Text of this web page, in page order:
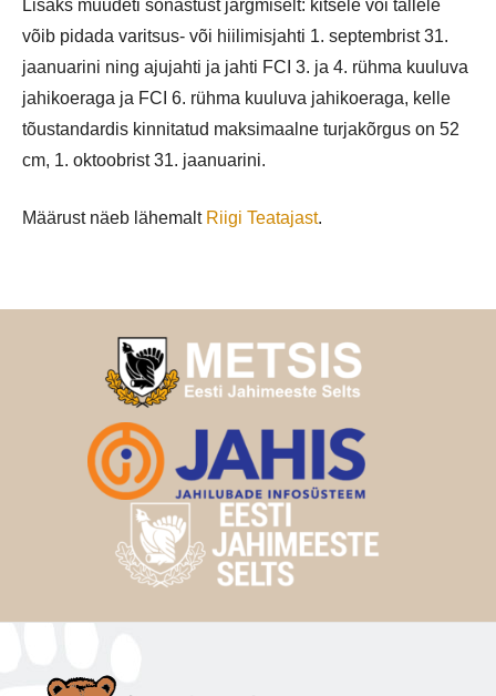
Lisaks muudeti sõnastust järgmiselt: kitsele või tallele
võib pidada varitsus- või hiilimisjahti 1. septembrist 31.
jaanuarini ning ajujahti ja jahti FCI 3. ja 4. rühma kuuluva
jahikoeraga ja FCI 6. rühma kuuluva jahikoeraga, kelle
tõustandardis kinnitatud maksimaalne turjakõrgus on 52
cm, 1. oktoobrist 31. jaanuarini.
Määrust näeb lähemalt Riigi Teatajast.